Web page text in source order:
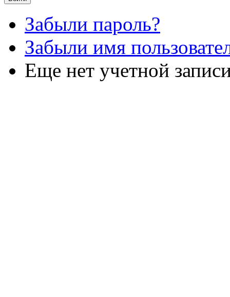
Забыли пароль?
Забыли имя
Еще нет учетной